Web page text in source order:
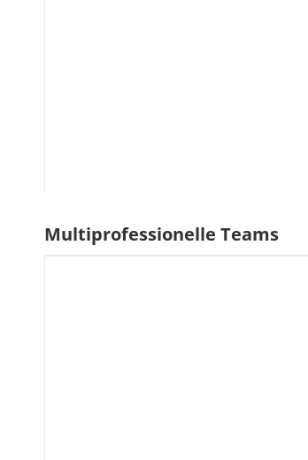
Multiprofessionelle Teams